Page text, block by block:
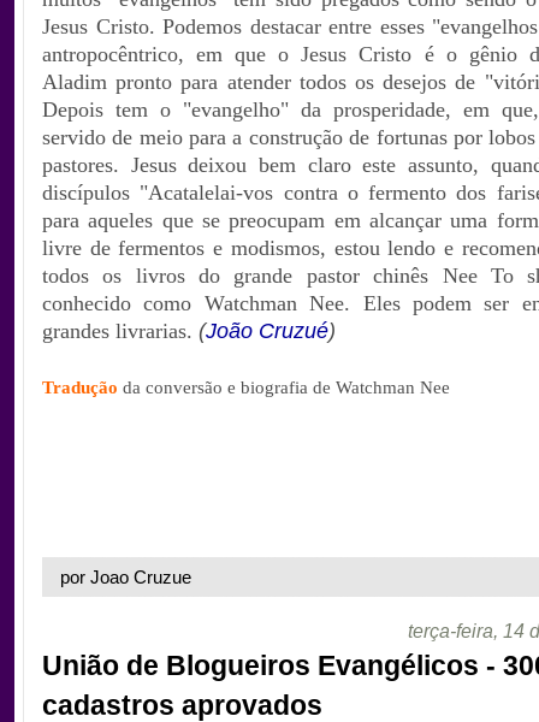
Jesus Cristo. Podemos destacar entre esses
antropocêntrico, em que o Jesus Cristo é o gênio
Aladim pronto para atender todos os desejos de
Depois tem o "evangelho" da prosperidade, em
servido de meio para a construção de fortunas por
pastores. Jesus deixou bem claro este assunto,
discípulos "Acatalelai-vos contra o fermento dos
para aqueles que se preocupam em alcançar uma
livre de fermentos e modismos, estou lendo e
todos os livros do grande pastor chinês Nee To
conhecido como Watchman Nee. Eles podem ser
grandes livrarias. (João Cruzué)
Tradução da conversão e biografia de Watchman Nee
por Joao Cruzue
terça-feira, 14
União de Blogueiros Evangélicos -
cadastros aprovados